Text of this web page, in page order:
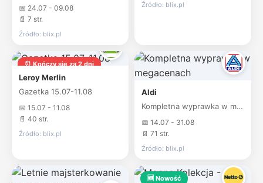
📅 24.07 - 09.08
📄 7 str.
Źródło: blix.pl
Źródło: blix.pl
⏰ Kończy się za 2 dni
Leroy Merlin
Gazetka 15.07-11.08
📅 15.07 - 11.08
📄 40 str.
Źródło: blix.pl
Aldi
Kompletna wyprawka w megacenach
📅 14.07 - 31.08
📄 71 str.
Źródło: blix.pl
🆕 Nowość